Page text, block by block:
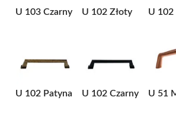
U 103 Czarny U 102 Złoty U 102
U 102 Patyna U 102 Czarny U 51